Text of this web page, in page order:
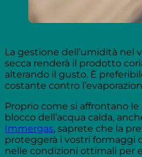
La gestione dell’umidità nel
secca renderà il prodotto
alterando il gusto. È
costante contro
Proprio come si affrontano
blocco dell’acqua calda,
Immergas, saprete che la
proteggerà i vostri formaggi
nelle condizioni ottimali per